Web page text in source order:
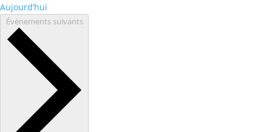
Aujourd’hui
Évènementssuivants